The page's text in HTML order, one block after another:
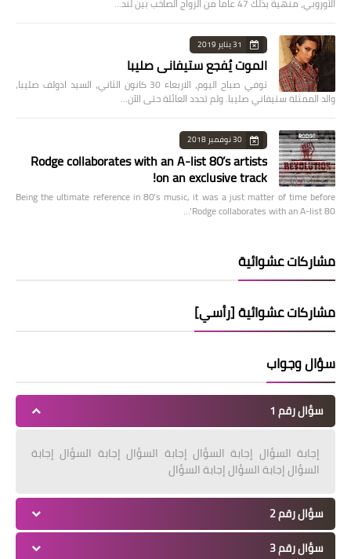
31 يناير 2019
الموت يُفجع ستيفاني صليبا
توفي صباح اليوم، الاربعاء 30 كانون الثاني، السيد ادولف صليبا،
والد الممثلة ستيفاني صليبا. ولم تحدد العائلة حتى الآن…
30 نوفمبر 2018
Rodge collaborates with an A-list 80’s artists
on an exclusive track!
Being the ultimate reference in 80’s music, it was a just matter of time before
Rodge collaborates with an A-list 80’…
مشاركات عشوائية
مشاركات عشوائية [رأسي]
سؤال وجواب
سؤال رقم 1
إجابة السؤال إجابة السؤال إجابة السؤال إجابة السؤال إجابة
السؤال إجابة السؤال إجابة السؤال
سؤال رقم 2
سؤال رقم 3